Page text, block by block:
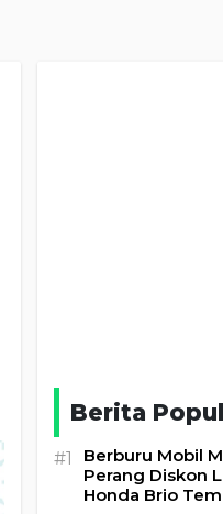
Berita
#1
Berburu Mobil
Perang Diskon
Honda Brio